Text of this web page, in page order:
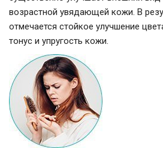
возрастной увядающей кожи. В
отмечается стойкое улучшение
тонус и упругость кожи.